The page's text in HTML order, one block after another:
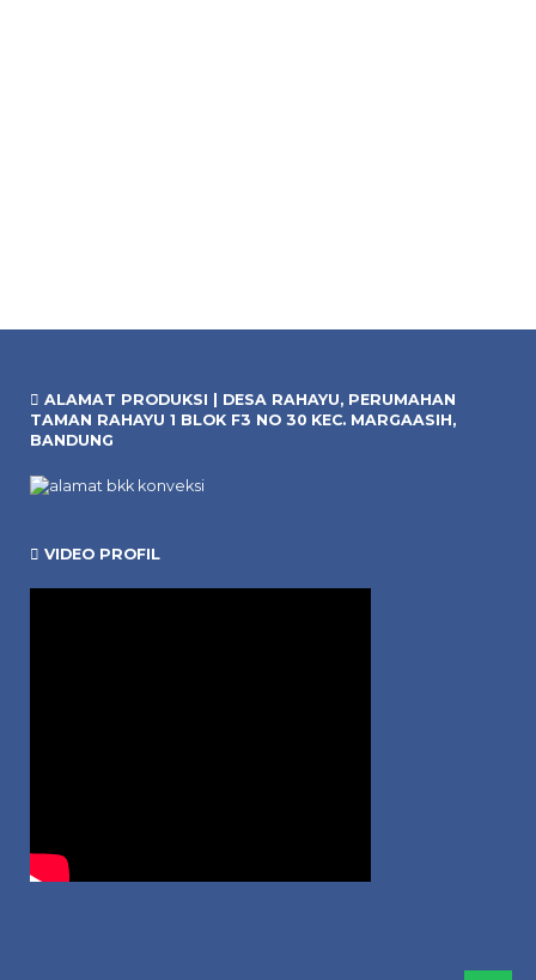
ALAMAT PRODUKSI | DESA RAHAYU, PERUMAHAN
TAMAN RAHAYU 1 BLOK F3 NO 30 KEC. MARGAASIH,
BANDUNG
VIDEO PROFIL